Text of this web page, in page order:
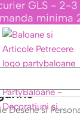
GLS - 2-
minima
Desene si